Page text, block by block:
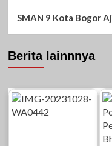
SMAN 9 Kota Bogor
Berita lainnnya